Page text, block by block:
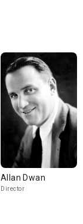
Allan Dwan
Director